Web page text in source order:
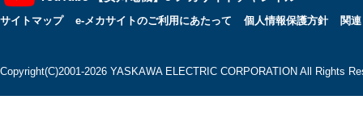
サイトマップ e-メカサイトのご利用にあたって 個人情報保護方針 関
Copyright(C)2001‐2026 YASKAWA ELECTRIC CORPORATION All Rights